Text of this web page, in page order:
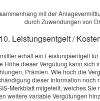
mit der
durch Zuwendungen von
10. Leistungsentgelt /
erhält ein Leistungsentgelt
Höhe dieser Vergütung kann sich
Prämien. Wie hoch die
dieser Information noch
Merkblatt mitgeteilt, welches
weitere variable Vergütungen